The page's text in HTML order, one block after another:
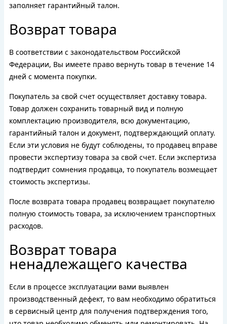
заполняет гарантийный талон.
Возврат товара
В соответствии с законодательством Российской
Федерации, Вы имеете право вернуть товар в течение 14
дней с момента покупки.
Покупатель за свой счет осуществляет доставку товара.
Товар должен сохранить товарный вид и полную
комплектацию производителя, всю документацию,
гарантийный талон и документ, подтверждающий оплату.
Если эти условия не будут соблюдены, то продавец вправе
провести экспертизу товара за свой счет. Если экспертиза
подтвердит сомнения продавца, то покупатель возмещает
стоимость экспертизы.
После возврата товара продавец возвращает покупателю
полную стоимость товара, за исключением транспортных
расходов.
Возврат товара
ненадлежащего качества
Если в процессе эксплуатации вами выявлен
производственный дефект, то вам необходимо обратиться
в сервисный центр для получения подтверждения того,